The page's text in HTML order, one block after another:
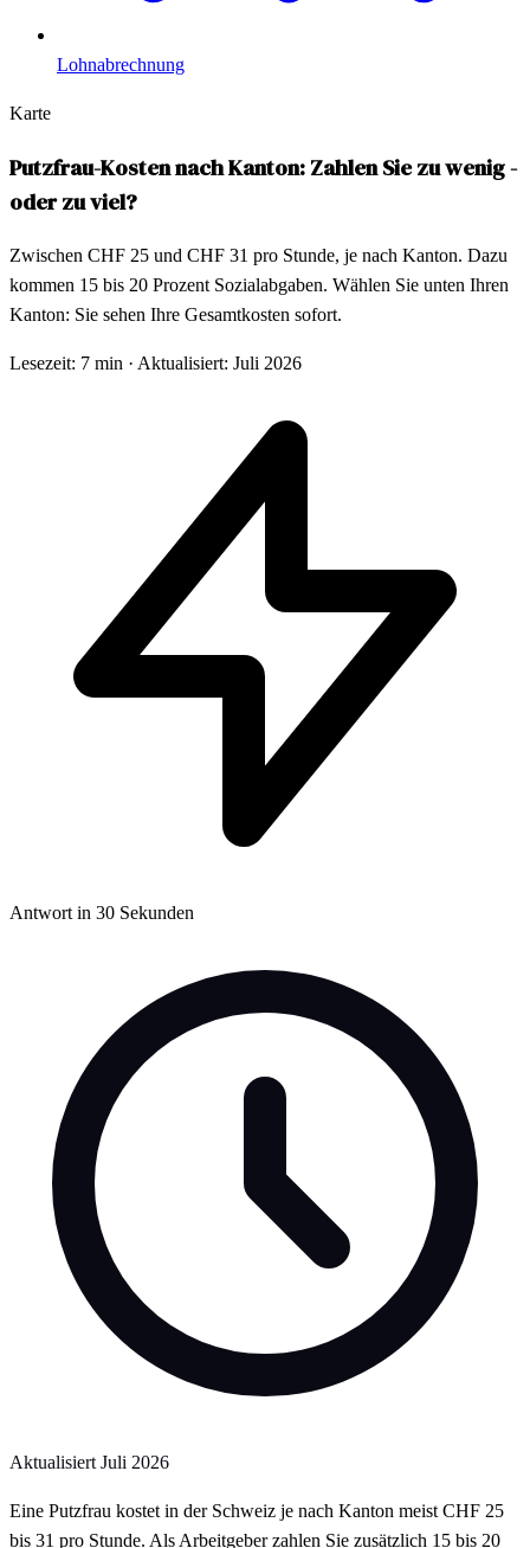
Lohnabrechnung
Karte
Putzfrau-Kosten nach Kanton: Zahlen Sie zu wenig -
oder zu viel?
Zwischen CHF 25 und CHF 31 pro Stunde, je nach Kanton. Dazu
kommen 15 bis 20 Prozent Sozialabgaben. Wählen Sie unten Ihren
Kanton: Sie sehen Ihre Gesamtkosten sofort.
Lesezeit: 7 min · Aktualisiert: Juli 2026
Antwort in 30 Sekunden
Aktualisiert Juli 2026
Eine Putzfrau kostet in der Schweiz je nach Kanton meist CHF 25
bis 31 pro Stunde. Als Arbeitgeber zahlen Sie zusätzlich 15 bis 20